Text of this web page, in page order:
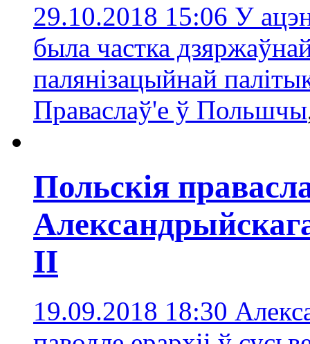
29.10.2018 15:06 У
была частка
палянізацыйнай
Праваслаў'е ў Польшчы
Польскія
ІІ
19.09.2018 18:30